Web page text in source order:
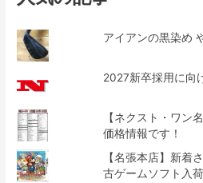
アイアンの黒染め
2027新卒採用に向
【ネクスト・ワン
価格情報です！
【名張本店】新着
古ゲームソフト入